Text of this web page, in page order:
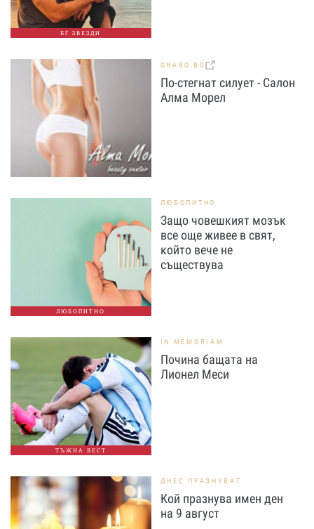
БГ ЗВЕЗДИ
GRABO.BG
По-стегнат силует - Салон
Алма Морел
ЛЮБОПИТНО
ЛЮБОПИТНО
Защо човешкият мозък
все още живее в свят,
който вече не
съществува
ТЪЖНА ВЕСТ
IN MEMORIAM
Почина бащата на
Лионел Меси
ДНЕС ПРАЗНУВАТ
Кой празнува имен ден
на 9 август